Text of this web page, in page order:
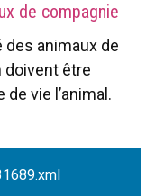
de compagnie
animaux de
doivent être
vie l’animal.